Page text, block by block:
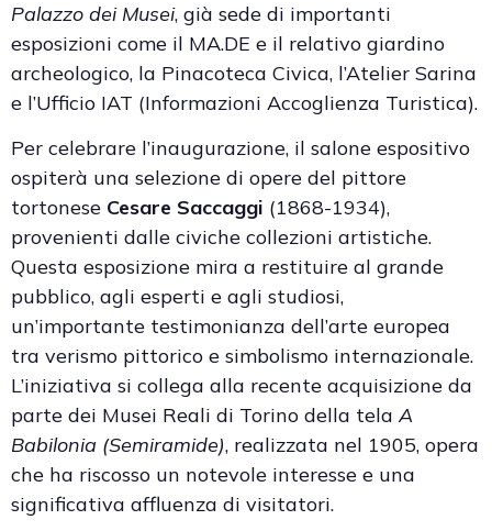
Palazzo dei Musei, già sede di importanti
esposizioni come il MA.DE e il relativo giardino
archeologico, la Pinacoteca Civica, l’Atelier Sarina
e l’Ufficio IAT (Informazioni Accoglienza Turistica).
Per celebrare l’inaugurazione, il salone espositivo
ospiterà una selezione di opere del pittore
tortonese Cesare Saccaggi (1868-1934),
provenienti dalle civiche collezioni artistiche.
Questa esposizione mira a restituire al grande
pubblico, agli esperti e agli studiosi,
un’importante testimonianza dell’arte europea
tra verismo pittorico e simbolismo internazionale.
L’iniziativa si collega alla recente acquisizione da
parte dei Musei Reali di Torino della telaA
Babilonia (Semiramide), realizzata nel 1905, opera
che ha riscosso un notevole interesse e una
significativa affluenza di visitatori.